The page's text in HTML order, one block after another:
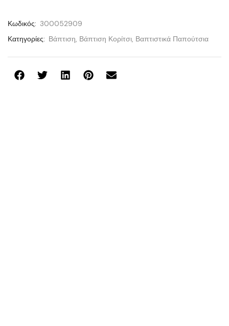
Κωδικός: 300052909
Κατηγορίες: Βάπτιση, Βάπτιση Κορίτσι, Βαπτιστικά Παπούτσια